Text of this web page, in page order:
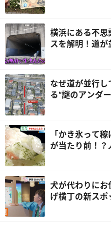
横浜にある不思
スを解明！道が
なぜ道が並行
る“謎のアンダ
「かき氷って
が当たり前！？
犬が代わりにお
げ横丁の新スポ